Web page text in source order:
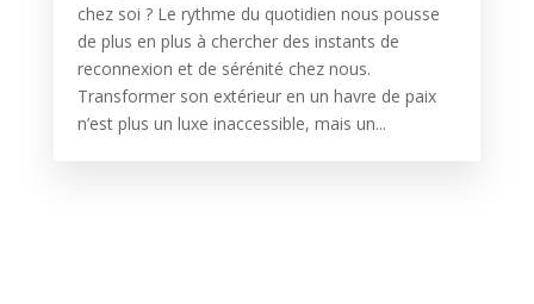
chez soi ? Le rythme du quotidien nous pousse
de plus en plus à chercher des instants de
reconnexion et de sérénité chez nous.
Transformer son extérieur en un havre de paix
n’est plus un luxe inaccessible, mais un...